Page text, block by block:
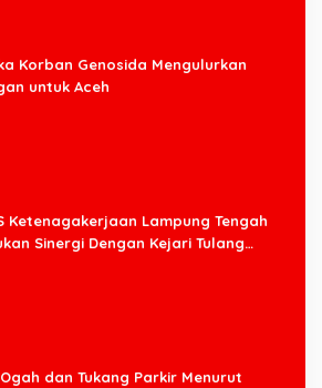
Korban Genosida Mengulurkan
untuk Aceh
Ketenagakerjaan Lampung Tengah
Sinergi Dengan Kejari Tulang
dan Tukang Parkir Menurut